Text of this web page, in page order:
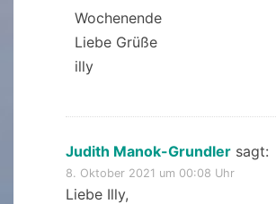
Wochenende
Liebe Grüße
illy
Judith Manok-Grundler sagt:
8. Oktober 2021 um 00:08 Uhr
Liebe Illy,